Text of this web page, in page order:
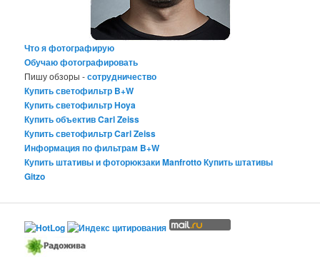
Что я фотографирую
Обучаю фотографировать
Пишу обзоры -сотрудничество
Купить светофильтр B+W
Купить светофильтр Hoya
Купить объектив Carl Zeiss
Купить светофильтр Carl Zeiss
Информация по фильтрам B+W
Купить штативы и фоторюкзаки ManfrottoКупить штативы
Gitzo